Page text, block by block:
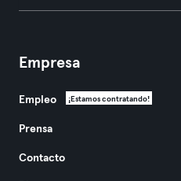
Empresa
Empleo ¡Estamos contratando!
Prensa
Contacto